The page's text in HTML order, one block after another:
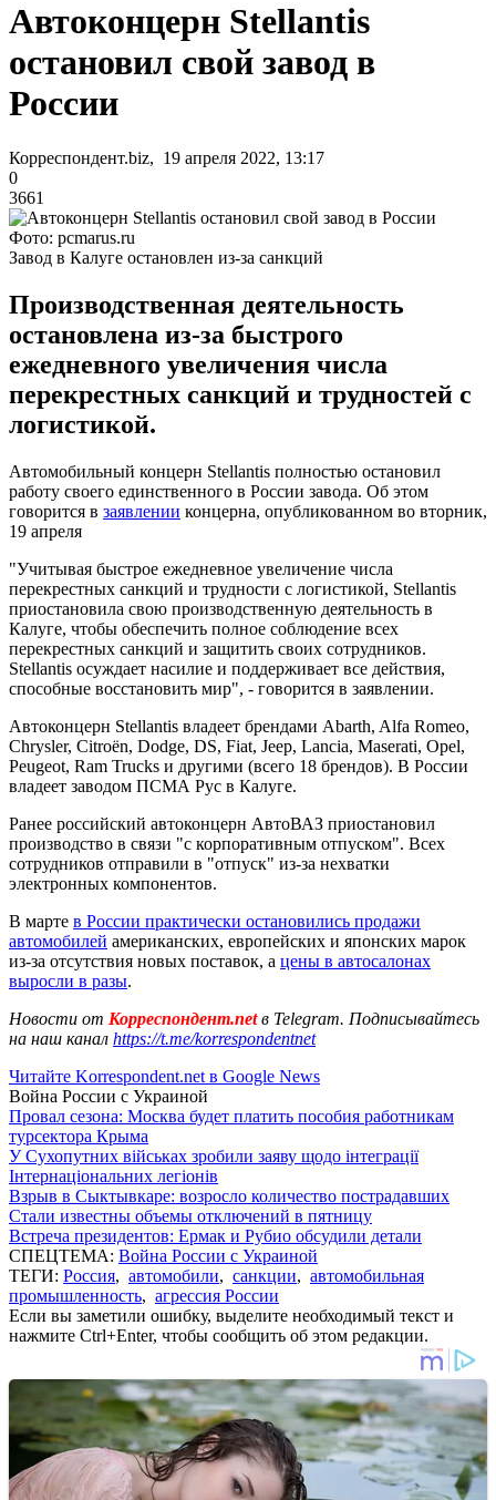
Автоконцерн Stellantis
остановил свой завод в
России
Корреспондент.biz, 19 апреля 2022, 13:17
0
3661
Фото: pcmarus.ru
Завод в Калуге остановлен из-за санкций
Производственная деятельность
остановлена из-за быстрого
ежедневного увеличения числа
перекрестных санкций и трудностей с
логистикой.
Автомобильный концерн Stellantis полностью остановил
работу своего единственного в России завода. Об этом
говорится в заявлении концерна, опубликованном во вторник,
19 апреля
"Учитывая быстрое ежедневное увеличение числа
перекрестных санкций и трудности с логистикой, Stellantis
приостановила свою производственную деятельность в
Калуге, чтобы обеспечить полное соблюдение всех
перекрестных санкций и защитить своих сотрудников.
Stellantis осуждает насилие и поддерживает все действия,
способные восстановить мир", - говорится в заявлении.
Автоконцерн Stellantis владеет брендами Abarth, Alfa Romeo,
Chrysler, Citroën, Dodge, DS, Fiat, Jeep, Lancia, Maserati, Opel,
Peugeot, Ram Trucks и другими (всего 18 брендов). В России
владеет заводом ПСМА Рус в Калуге.
Ранее российский автоконцерн АвтоВАЗ приостановил
производство в связи "с корпоративным отпуском". Всех
сотрудников отправили в "отпуск" из-за нехватки
электронных компонентов.
В марте в России практически остановились продажи
автомобилей американских, европейских и японских марок
из-за отсутствия новых поставок, а цены в автосалонах
выросли в разы.
Новости от Корреспондент.netв Telegram. Подписывайтесь
на наш канал https://t.me/korrespondentnet
Читайте Korrespondent.net в Google News
Война России с Украиной
Провал сезона: Москва будет платить пособия работникам
турсектора Крыма
У Сухопутних військах зробили заяву щодо інтеграції
Інтернаціональних легіонів
Взрыв в Сыктывкаре: возросло количество пострадавших
Стали известны объемы отключений в пятницу
Встреча президентов: Ермак и Рубио обсудили детали
СПЕЦТЕМА: Война России с Украиной
ТЕГИ: Россия, автомобили, санкции, автомобильная
промышленность, агрессия России
Если вы заметили ошибку, выделите необходимый текст и
нажмите Ctrl+Enter, чтобы сообщить об этом редакции.